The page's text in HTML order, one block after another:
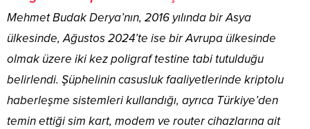
Mehmet Budak Derya’nın, 2016 yılında bir Asya
ülkesinde, Ağustos 2024’te ise bir Avrupa ülkesinde
olmak üzere iki kez poligraf testine tabi tutulduğu
belirlendi. Şüphelinin casusluk faaliyetlerinde kriptolu
haberleşme sistemleri kullandığı, ayrıca Türkiye’den
temin ettiği sim kart, modem ve router cihazlarına ait